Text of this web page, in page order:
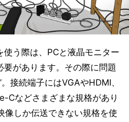
う際は、PCと液晶モニター
要があります。その際に問題
接続端子にはVGAやHDMI、
Cなどさまざまな規格があり
像しか伝送できない規格を使